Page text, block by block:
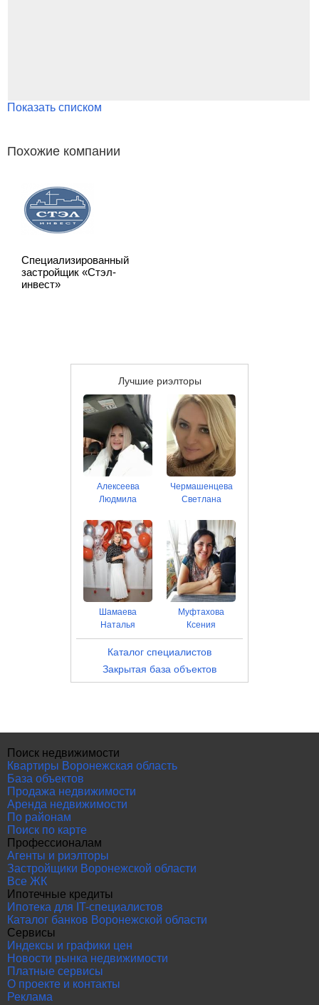
Показать списком
Похожие компании
Специализированный
застройщик «Стэл-
инвест»
Лучшие риэлторы
Алексеева
Людмила
Чермашенцева
Светлана
Шамаева
Наталья
Муфтахова
Ксения
Каталог специалистов
Закрытая база объектов
Поиск недвижимости
Квартиры Воронежская область
База объектов
Продажа недвижимости
Аренда недвижимости
По районам
Поиск по карте
Профессионалам
Агенты и риэлторы
Застройщики Воронежской области
Все ЖК
Ипотечные кредиты
Ипотека для IT-специалистов
Каталог банков Воронежской области
Сервисы
Индексы и графики цен
Новости рынка недвижимости
Платные сервисы
О проекте и контакты
Реклама